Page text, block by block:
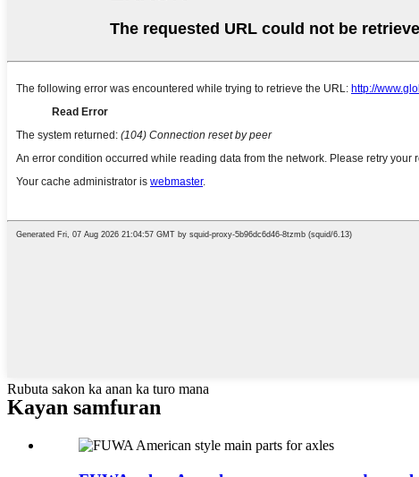
Rubuta sakon ka anan ka turo mana
Kayan samfuran